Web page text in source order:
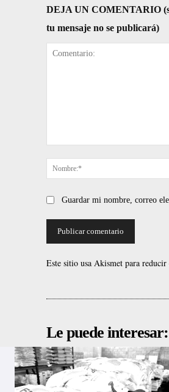
DEJA UN COMENTARIO
tu mensaje no se publicará)
Guardar mi nombre, correo
Este sitio usa Akismet para reducir
Le puede interesar: